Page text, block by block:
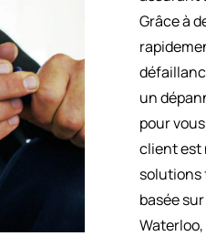
Grâce à
un
pour
client est
solutions
basée